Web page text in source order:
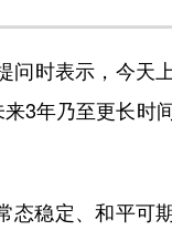
时表示，今天
3年乃至更长时
稳定、和平可